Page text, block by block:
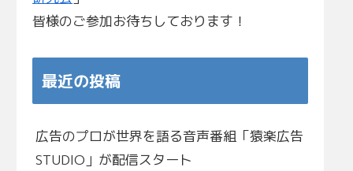
皆様のご参加お待ちしております！
最近の投稿
広告のプロが世界を語る音声番組「猿楽広告
STUDIO」が配信スタート